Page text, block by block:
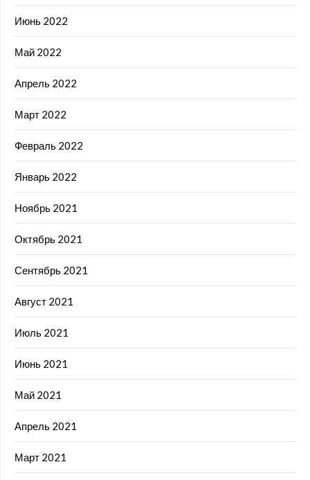
Июнь 2022
Май 2022
Апрель 2022
Март 2022
Февраль 2022
Январь 2022
Ноябрь 2021
Октябрь 2021
Сентябрь 2021
Август 2021
Июль 2021
Июнь 2021
Май 2021
Апрель 2021
Март 2021